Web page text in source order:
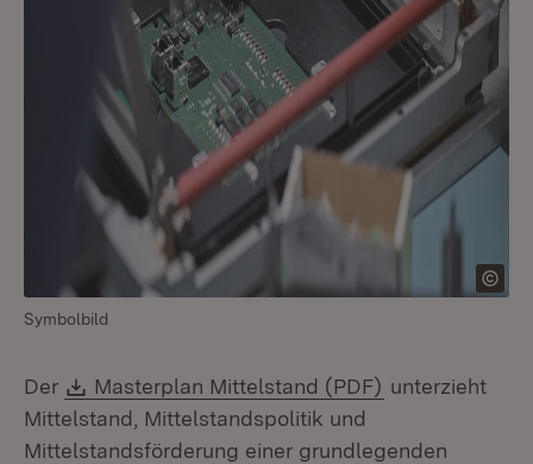
Symbolbild
Der Download:
Masterplan Mittelstand (PDF) (Öffnet in
unterzieht
Mittelstand, Mittelstandspolitik und
Mittelstandsförderung einer grundlegenden